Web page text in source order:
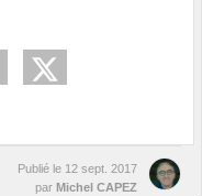
Publié le 12 sept. 2017
par Michel CAPEZ